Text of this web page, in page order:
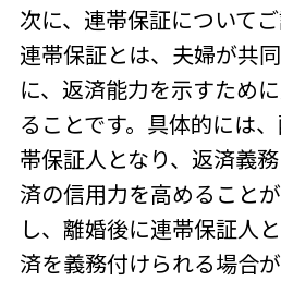
次に、連帯保証についてご
連帯保証とは、夫婦が共
に、返済能力を示すため
ることです。具体的には
帯保証人となり、返済義
済の信用力を高めること
し、離婚後に連帯保証人
済を義務付けられる場合